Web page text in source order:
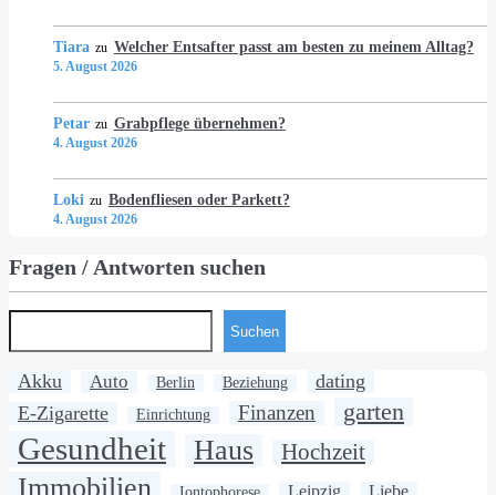
Tiara zu Welcher Entsafter passt am besten zu meinem Alltag?
5. August 2026
Petar zu Grabpflege übernehmen?
4. August 2026
Loki zu Bodenfliesen oder Parkett?
4. August 2026
Fragen / Antworten suchen
Suchen
Akku Auto Berlin Beziehung
dating
E-Zigarette
Einrichtung Finanzen garten
Gesundheit Haus Hochzeit
Immobilien